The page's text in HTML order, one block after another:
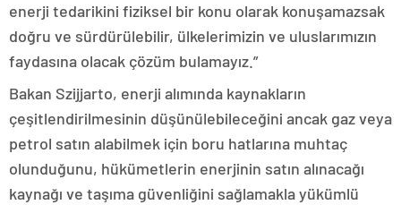
enerji tedarikini fiziksel bir konu olarak konuşamazsak
doğru ve sürdürülebilir, ülkelerimizin ve uluslarımızın
faydasına olacak çözüm bulamayız.”
Bakan Szijjarto, enerji alımında kaynakların
çeşitlendirilmesinin düşünülebileceğini ancak gaz veya
petrol satın alabilmek için boru hatlarına muhtaç
olunduğunu, hükümetlerin enerjinin satın alınacağı
kaynağı ve taşıma güvenliğini sağlamakla yükümlü